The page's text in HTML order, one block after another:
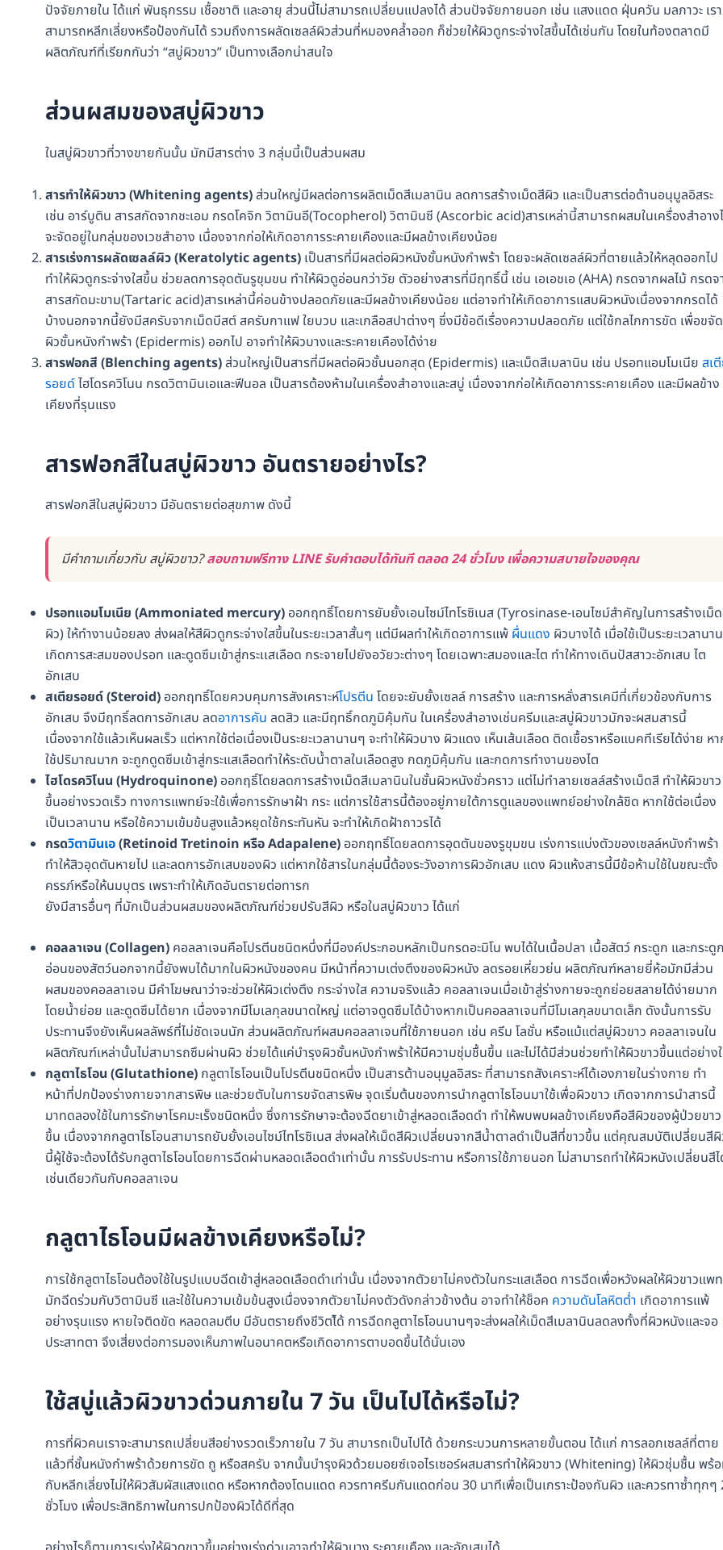
ปัจจัยภายใน ได้แก่ พันธุกรรม เชื้อชาติ และอายุ ส่วนนี้ไม่สามารถเปลี่ยนแปลงได้ ส่วนปัจจัยภายนอก เช่น แสงแดด ฝุ่นควัน มลภาวะ เรา
สามารถหลีกเลี่ยงหรือป้องกันได้ รวมถึงการผลัดเซลล์ผิวส่วนที่หมองคล้ำออก ก็ช่วยให้ผิวดูกระจ่างใสขึ้นได้เช่นกัน โดยในท้องตลาดมี
ผลิตภัณฑ์ที่เรียกกันว่า “สบู่ผิวขาว” เป็นทางเลือกน่าสนใจ
ส่วนผสมของสบู่ผิวขาว
ในสบู่ผิวขาวที่วางขายกันนั้น มักมีสารต่าง 3 กลุ่มนี้เป็นส่วนผสม
สารทำให้ผิวขาว (Whitening agents)ส่วนใหญ่มีผลต่อการผลิตเม็ดสีเมลานิน ลดการสร้างเม็ดสีผิว และเป็นสารต่อต้านอนุมูลอิสระ
เช่น อาร์บูติน สารสกัดจากชะเอม กรดโคจิก วิตามินอี(Tocopherol) วิตามินซี (Ascorbic acid)สารเหล่านี้สามารถผสมในเครื่องสำอาง
จะจัดอยู่ในกลุ่มของเวชสำอาง เนื่องจากก่อให้เกิดอาการระคายเคืองและมีผลข้างเคียงน้อย
สารเร่งการผลัดเซลล์ผิว (Keratolytic agents) เป็นสารที่มีผลต่อผิวหนังชั้นหนังกำพร้า โดยจะผลัดเซลล์ผิวที่ตายแล้วให้หลุดออกไป
ทำให้ผิวดูกระจ่างใสขึ้น ช่วยลดการอุดตันรูขุมขน ทำให้ผิวดูอ่อนกว่าวัย ตัวอย่างสารที่มีฤทธิ์นี้ เช่น เอเอชเอ (AHA) กรดจากผลไม้ กรด
สารสกัดมะขาม(Tartaric acid)สารเหล่านี้ค่อนข้างปลอดภัยและมีผลข้างเคียงน้อย แต่อาจทำให้เกิดอาการแสบผิวหนังเนื่องจากกรดได้
บ้างนอกจากนี้ยังมีสครับจากเม็ดบีสต์ สครับกาแฟ ใยบวบ และเกลือสปาต่างๆ ซึ่งมีข้อดีเรื่องความปลอดภัย แต่ใช้กลไกการขัด เพื่อขจัด
ผิวชั้นหนังกำพร้า (Epidermis) ออกไป อาจทำให้ผิวบางและระคายเคืองได้ง่าย
สารฟอกสี (Blenching agents)ส่วนใหญ่เป็นสารที่มีผลต่อผิวชั้นนอกสุด (Epidermis) และเม็ดสีเมลานิน เช่น ปรอทแอมโมเนีย สเ
รอยด์ไฮโดรควิโนน กรดวิตามินเอและฟีนอล เป็นสารต้องห้ามในเครื่องสำอางและสบู่ เนื่องจากก่อให้เกิดอาการระคายเคือง และมีผลข้าง
เคียงที่รุนแรง
สารฟอกสีในสบู่ผิวขาว อันตรายอย่างไร?
สารฟอกสีในสบู่ผิวขาว มีอันตรายต่อสุขภาพ ดังนี้
มีคำถามเกี่ยวกับ สบู่ผิวขาว?สอบถามฟรีทาง LINE รับคำตอบได้ทันที ตลอด 24 ชั่วโมง เพื่อความสบายใจของคุณ
ปรอทแอมโมเนีย (Ammoniated mercury) ออกฤทธิ์โดยการยับยั้งเอนไซม์ไทโรซิเนส (Tyrosinase-เอนไซม์สำคัญในการสร้างเม็
ผิว) ให้ทำงานน้อยลง ส่งผลให้สีผิวดูกระจ่างใสขึ้นในระยะเวลาสั้นๆ แต่มีผลทำให้เกิดอาการแพ้ ผื่นแดง ผิวบางได้ เมื่อใช้เป็นระยะเวลานา
เกิดการสะสมของปรอท และดูดซึมเข้าสู่กระเเสเลือด กระจายไปยังอวัยวะต่างๆ โดยเฉพาะสมองและไต ทำให้ทางเดินปัสสาวะอักเสบ ไต
อักเสบ
สเตียรอยด์ (Steroid) ออกฤทธิ์โดยควบคุมการสังเคราะห์โปรตีน โดยจะยับยั้งเซลล์ การสร้าง และการหลั่งสารเคมีที่เกี่ยวข้องกับการ
อักเสบ จึงมีฤทธิ์ลดการอักเสบ ลดอาการคัน ลดสิว และมีฤทธิ์กดภูมิคุ้มกัน ในเครื่องสำอางเช่นครีมและสบู่ผิวขาวมักจะผสมสารนี้
เนื่องจากใช้แล้วเห็นผลเร็ว แต่หากใช้ต่อเนื่องเป็นระยะเวลานานๆ จะทำให้ผิวบาง ผิวแดง เห็นเส้นเลือด ติดเชื้อราหรือแบคทีเรียได้ง่าย ห
ใช้ปริมาณมาก จะถูกดูดซึมเข้าสู่กระแสเลือดทำให้ระดับน้ำตาลในเลือดสูง กดภูมิคุ้มกัน และกดการทำงานของไต
ไฮโดรควิโนน (Hydroquinone) ออกฤธิ์โดยลดการสร้างเม็ดสีเมลานินในชั้นผิวหนังชั่วคราว แต่ไม่ทำลายเซลล์สร้างเม็ดสี ทำให้ผิวขาว
ขึ้นอย่างรวดเร็ว ทางการแพทย์จะใช้เพื่อการรักษาฝ้า กระ แต่การใช้สารนี้ต้องอยู่ภายใต้การดูแลของแพทย์อย่างใกล้ชิด หากใช้ต่อเนื่อง
เป็นเวลานาน หรือใช้ความเข้มข้นสูงแล้วหยุดใช้กระทันหัน จะทำให้เกิดฝ้าถาวรได้
กรดวิตามินเอ(Retinoid Tretinoin หรือ Adapalene) ออกฤทธิ์โดยลดการอุดตันของรูขุมขน เร่งการแบ่งตัวของเซลล์หนังกำพร้า
ทำให้สิวอุดตันหายไป และลดการอักเสบของผิว แต่หากใช้สารในกลุ่มนี้ต้องระวังอาการผิวอักเสบ แดง ผิวแห้งสารนี้มีข้อห้ามใช้ในขณะตั้ง
ครรภ์หรือให้นมบุตร เพราะทำให้เกิดอันตรายต่อทารก
ยังมีสารอื่นๆ ที่มักเป็นส่วนผสมของผลิตภัณฑ์ช่วยปรับสีผิว หรือในสบู่ผิวขาว ได้แก่
คอลลาเจน (Collagen) คอลลาเจนคือโปรตีนชนิดหนึ่งที่มีองค์ประกอบหลักเป็นกรดอะมิโน พบได้ในเนื้อปลา เนื้อสัตว์ กระดูก และกระดู
อ่อนของสัตว์นอกจากนี้ยังพบได้มากในผิวหนังของคน มีหน้าที่ความเต่งตึงของผิวหนัง ลดรอยเหี่ยวย่น ผลิตภัณฑ์หลายยี่ห้อมักมีส่วน
ผสมของคอลลาเจน มีคำโฆษณาว่าจะช่วยให้ผิวเต่งตึง กระจ่างใส ความจริงแล้ว คอลลาเจนเมื่อเข้าสู่ร่างกายจะถูกย่อยสลายได้ง่ายมาก
โดยน้ำย่อย และดูดซึมได้ยาก เนื่องจากมีโมเลกุลขนาดใหญ่ แต่อาจดูดซึมได้บ้างหากเป็นคอลลาเจนที่มีโมเลกุลขนาดเล็ก ดังนั้นการรับ
ประทานจึงยังเห็นผลลัพธ์ที่ไม่ชัดเจนนัก ส่วนผลิตภัณฑ์ผสมคอลลาเจนที่ใช้ภายนอก เช่น ครีม โลชั่น หรือแม้แต่สบู่ผิวขาว คอลลาเจนใน
ผลิตภัณฑ์เหล่านั้นไม่สามารถซึมผ่านผิว ช่วยได้แค่บำรุงผิวชั้นหนังกำพร้าให้มีความชุ่มชื้นขึ้น และไม่ได้มีส่วนช่วยทำให้ผิวขาวขึ้นแต่อย่าง
กลูตาไธโอน (Glutathione) กลูตาไธโอนเป็นโปรตีนชนิดหนึ่ง เป็นสารต้านอนุมูลอิสระ ที่สามารถสังเคราะห์ได้เองภายในร่างกาย ทำ
หน้าที่ปกป้องร่างกายจากสารพิษ และช่วยตับในการขจัดสารพิษ จุดเริ่มต้นของการนำกลูตาไธโอนมาใช้เพื่อผิวขาว เกิดจากการนำสารนี้
มาทดลองใช้ในการรักษาโรคมะเร็งชนิดหนึ่ง ซึ่งการรักษาจะต้องฉีดยาเข้าสู่หลอดเลือดดำ ทำให้พบพบผลข้างเคียงคือสีผิวของผู้ป่วยขาว
ขึ้น เนื่องจากกลูตาไธโอนสามารถยับยั้งเอนไซม์ไทโรซิเนส ส่งผลให้เม็ดสีผิวเปลี่ยนจากสีน้ำตาลดำเป็นสีที่ขาวขึ้น แต่คุณสมบัติเปลี่ยนสี
นี้ผู้ใช้จะต้องได้รับกลูตาไธโอนโดยการฉีดผ่านหลอดเลือดดำเท่านั้น การรับประทาน หรือการใช้ภายนอก ไม่สามารถทำให้ผิวหนังเปลี่ยนสี
เช่นเดียวกันกับคอลลาเจน
กลูตาไธโอนมีผลข้างเคียงหรือไม่?
การใช้กลูตาไธโอนต้องใช้ในรูปแบบฉีดเข้าสู่หลอดเลือดดำเท่านั้น เนื่องจากตัวยาไม่คงตัวในกระแสเลือด การฉีดเพื่อหวังผลให้ผิวขาวแพ
มักฉีดร่วมกับวิตามินซี และใช้ในความเข้มข้นสูงเนื่องจากตัวยาไม่คงตัวดังกล่าวข้างต้น อาจทำให้ช็อค ความดันโลหิตต่ำ เกิดอาการแพ้
อย่างรุนแรง หายใจติดขัด หลอดลมตีบ มีอันตรายถึงชีวิตไ้ด้ การฉีดกลูตาไธโอนนานๆจะส่งผลให้เม็ดสีเมลานินลดลงทั้งที่ผิวหนังและจอ
ประสาทตา จึงเสี่ยงต่อการมองเห็นภาพในอนาคตหรือเกิดอาการตาบอดขึ้นได้นั่นเอง
ใช้สบู่แล้วผิวขาวด่วนภายใน 7 วัน เป็นไปได้หรือไม่?
การที่ผิวคนเราจะสามารถเปลี่ยนสีอย่างรวดเร็วภายใน 7 วัน สามารถเป็นไปได้ ด้วยกระบวนการหลายขั้นตอน ได้แก่ การลอกเซลล์ที่ตาย
แล้วที่ชั้นหนังกำพร้าด้วยการขัด ถู หรือสครับ จากนั้นบำรุงผิวด้วยมอยซ์เจอไรเซอร์ผสมสารทำให้ผิวขาว (Whitening) ให้ผิวชุ่มชื้น พร้
กับหลีกเลี่ยงไม่ให้ผิวสัมผัสแสงแดด หรือหากต้องโดนแดด ควรทาครีมกันแดดก่อน 30 นาทีเพื่อเป็นเกราะป้องกันผิว และควรทาซ้ำทุกๆ
ชั่วโมง เพื่อประสิทธิภาพในการปกป้องผิวได้ดีที่สุด